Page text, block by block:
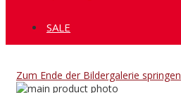
SALE
Zum Ende der Bildergalerie springen